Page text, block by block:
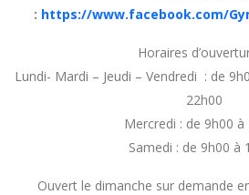
: https://www.facebook.com/
Horaires
Lundi- Mardi – Jeudi – Vendredi : de
22h00
Mercredi : de 9h00 à
Samedi : de 9h00 à
Ouvert le dimanche sur demande